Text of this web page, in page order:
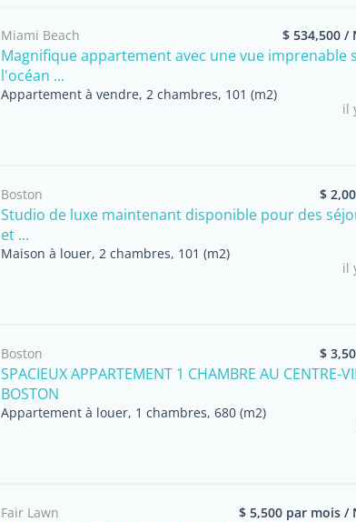
Miami Beach $ 534,500 /
Magnifique appartement avec une vue imprenable
l'océan ...
Appartement à vendre, 2 chambres, 101 (m2)
il
Boston $
Studio de luxe maintenant disponible pour des
et ...
Maison à louer, 2 chambres, 101 (m2)
il
Boston $
SPACIEUX APPARTEMENT 1 CHAMBRE AU CENTRE-
BOSTON
Appartement à louer, 1 chambres, 680 (m2)
Fair Lawn $ 5,500 par mois /